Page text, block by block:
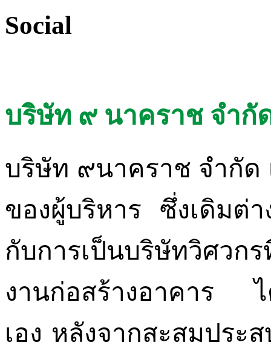
Social
บริษัท ๙ นาคราช จำกั
บริษัท ๙นาคราช จํากัด
ของผู้บริหาร ซึ่งเดิมต่
กับการเป็นบริษัทวิศวก
งานก่อสร้างอาคาร ไ
เอง หลังจากสะสมปร